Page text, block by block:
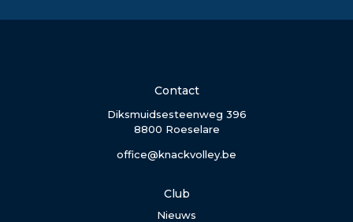
Contact
Diksmuidsesteenweg 396
8800 Roeselare
office@knackvolley.be
Club
Nieuws